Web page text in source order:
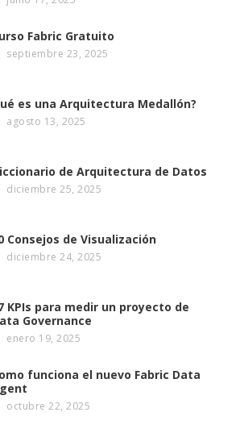
Fabric Gratuito
septiembre 23, 2025
es una Arquitectura Medallón?
agosto 13, 2025
de Arquitectura de Datos
diciembre 25, 2025
Consejos de Visualización
diciembre 24, 2025
KPIs para medir un proyecto de
Governance
enero 19, 2025
funciona el nuevo Fabric Data
octubre 22, 2025